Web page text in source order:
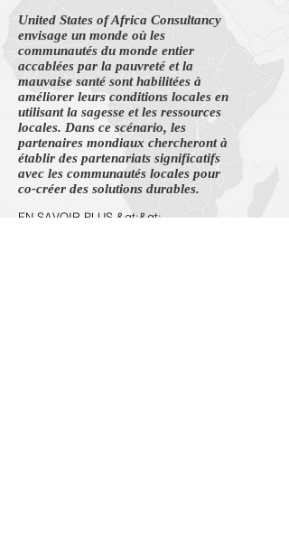
United States of Africa Consultancy
envisage un monde où les
communautés du monde entier
accablées par la pauvreté et la
mauvaise santé sont habilitées à
améliorer leurs conditions locales en
utilisant la sagesse et les ressources
locales. Dans ce scénario, les
partenaires mondiaux chercheront à
établir des partenariats significatifs
avec les communautés locales pour
co-créer des solutions durables.
EN SAVOIR PLUS &gt;&gt;